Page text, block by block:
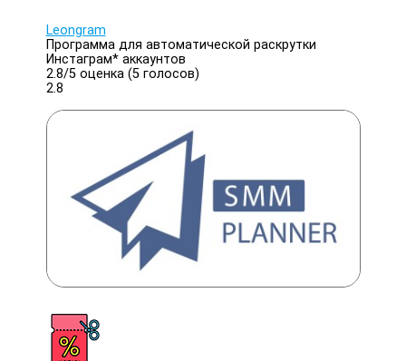
Leongram
Программа для автоматической раскрутки
Инстаграм* аккаунтов
2.8/5оценка (5 голосов)
2.8